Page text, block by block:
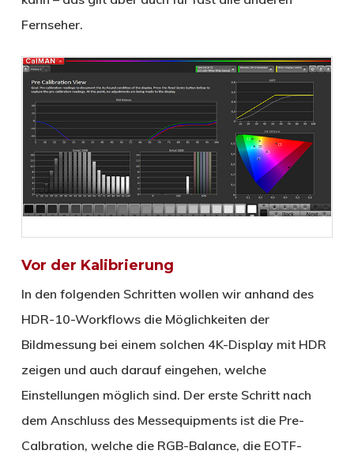
Fernseher.
Vor der Kalibrierung
In den folgenden Schritten wollen wir anhand des
HDR-10-Workflows die Möglichkeiten der
Bildmessung bei einem solchen 4K-Display mit HDR
zeigen und auch darauf eingehen, welche
Einstellungen möglich sind. Der erste Schritt nach
dem Anschluss des Messequipments ist die Pre-
Calbration, welche die RGB-Balance, die EOTF-